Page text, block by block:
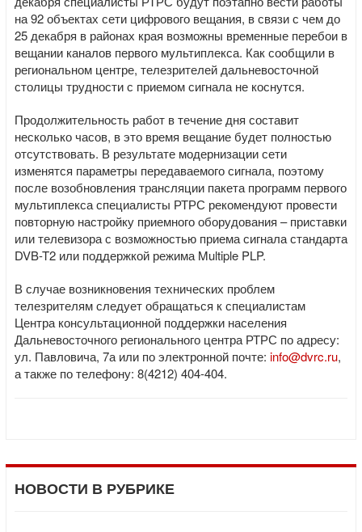
на 92 объектах сети цифрового вещания, в связи с чем до
25 декабря в районах края возможны временные перебои в
вещании каналов первого мультиплекса. Как сообщили в
региональном центре, телезрителей дальневосточной
столицы трудности с приемом сигнала не коснутся.
Продолжительность работ в течение дня составит
несколько часов, в это время вещание будет полностью
отсутствовать. В результате модернизации сети
изменятся параметры передаваемого сигнала, поэтому
после возобновления трансляции пакета программ первого
мультиплекса специалисты РТРС рекомендуют провести
повторную настройку приемного оборудования – приставки
или телевизора с возможностью приема сигнала стандарта
DVB-T2 или поддержкой режима Multiple PLP.
В случае возникновения технических проблем
телезрителям следует обращаться к специалистам
Центра консультационной поддержки населения
Дальневосточного регионального центра РТРС по адресу:
ул. Павловича, 7а или по электронной почте: info@dvrc.ru,
а также по телефону: 8(4212) 404-404.
НОВОСТИ В РУБРИКЕ